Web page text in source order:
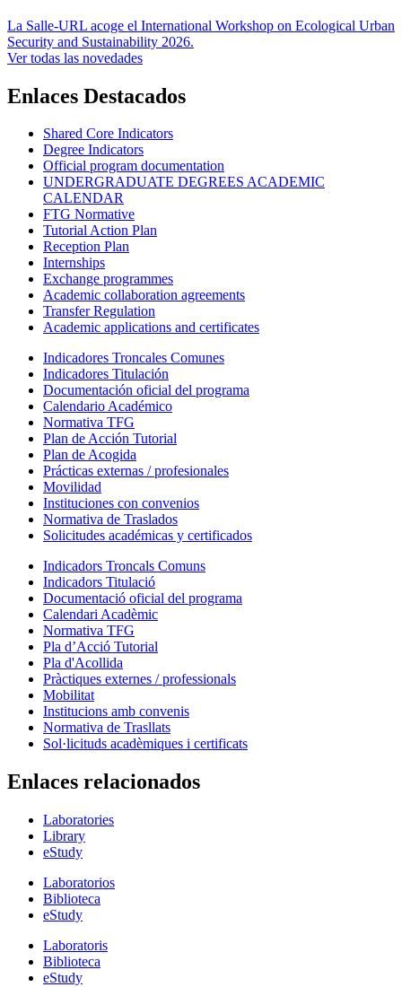
La Salle-URL acoge el International Workshop on Ecological Urban
Security and Sustainability 2026.
Ver todas las novedades
Enlaces Destacados
Shared Core Indicators
Degree Indicators
Official program documentation
UNDERGRADUATE DEGREES ACADEMIC
CALENDAR
FTG Normative
Tutorial Action Plan
Reception Plan
Internships
Exchange programmes
Academic collaboration agreements
Transfer Regulation
Academic applications and certificates
Indicadores Troncales Comunes
Indicadores Titulación
Documentación oficial del programa
Calendario Académico
Normativa TFG
Plan de Acción Tutorial
Plan de Acogida
Prácticas externas / profesionales
Movilidad
Instituciones con convenios
Normativa de Traslados
Solicitudes académicas y certificados
Indicadors Troncals Comuns
Indicadors Titulació
Documentació oficial del programa
Calendari Acadèmic
Normativa TFG
Pla d’Acció Tutorial
Pla d'Acollida
Pràctiques externes / professionals
Mobilitat
Institucions amb convenis
Normativa de Trasllats
Sol·licituds acadèmiques i certificats
Enlaces relacionados
Laboratories
Library
eStudy
Laboratorios
Biblioteca
eStudy
Laboratoris
Biblioteca
eStudy